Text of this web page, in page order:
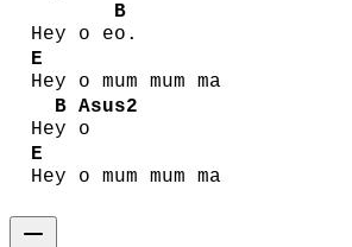
Hey o e
B
o.
E
Hey o mum mum ma
He
B
y
Asus2
o
E
Hey o mum mum ma